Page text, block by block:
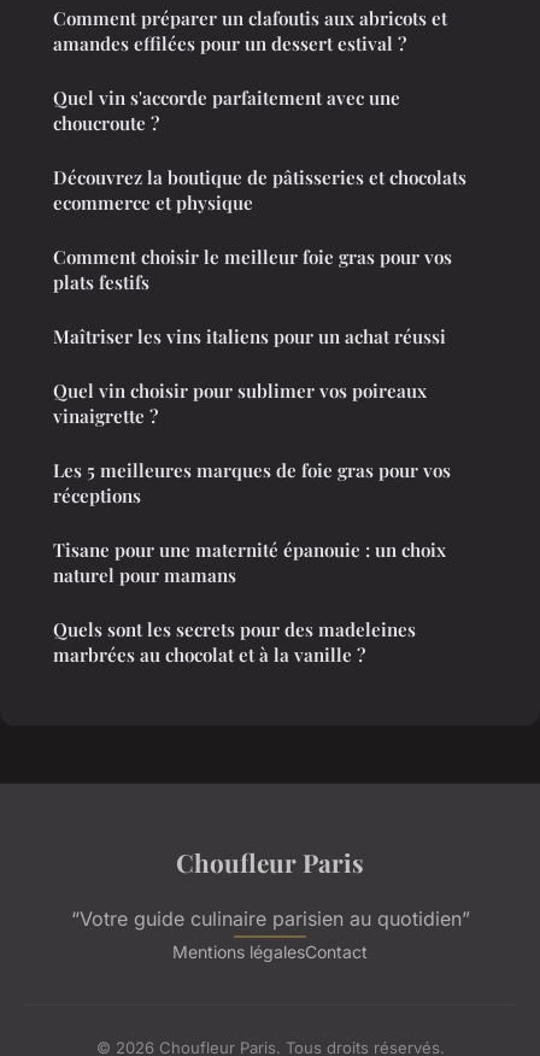
Comment préparer un clafoutis aux abricots et
amandes effilées pour un dessert estival ?
Quel vin s'accorde parfaitement avec une
choucroute ?
Découvrez la boutique de pâtisseries et chocolats
ecommerce et physique
Comment choisir le meilleur foie gras pour vos
plats festifs
Maîtriser les vins italiens pour un achat réussi
Quel vin choisir pour sublimer vos poireaux
vinaigrette ?
Les 5 meilleures marques de foie gras pour vos
réceptions
Tisane pour une maternité épanouie : un choix
naturel pour mamans
Quels sont les secrets pour des madeleines
marbrées au chocolat et à la vanille ?
Choufleur Paris
“Votre guide culinaire parisien au quotidien”
Mentions légalesContact
© 2026 Choufleur Paris. Tous droits réservés.